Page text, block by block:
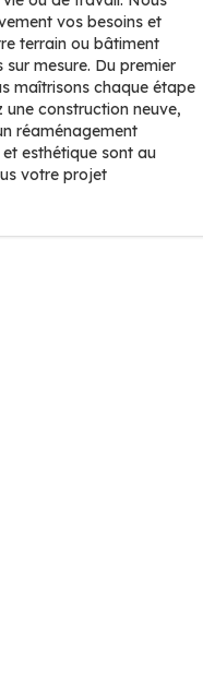
vos besoins et
terrain ou bâtiment
mesure. Du premier
maîtrisons chaque étape
une construction neuve,
réaménagement
esthétique sont au
votre projet